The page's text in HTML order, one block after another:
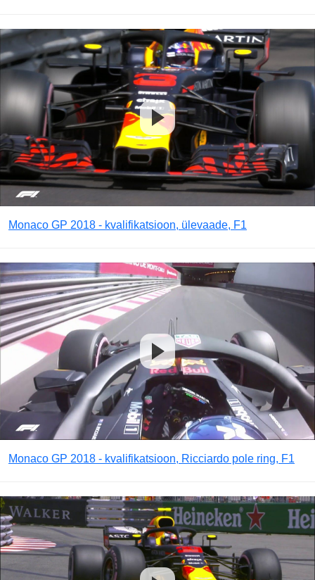
Monaco GP 2018 - kvalifikatsioon, ülevaade, F1
Monaco GP 2018 - kvalifikatsioon, Ricciardo pole ring, F1